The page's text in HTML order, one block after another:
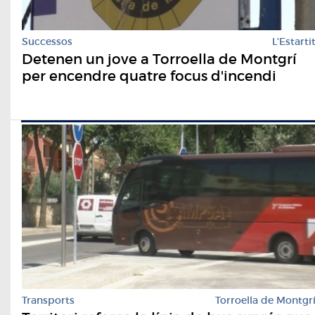
Successos L'Estartit
Detenen un jove a Torroella de Montgrí
per encendre quatre focus d'incendi
Transports Torroella de Montgrí